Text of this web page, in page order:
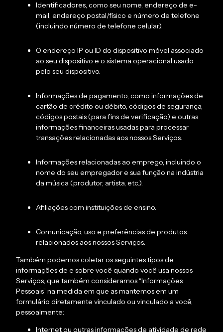
Identificadores, como seu nome, endereço de e-
mail, endereço postal/físico e número de telefone
(incluindo número de telefone celular).
O endereço IP ou ID do dispositivo móvel associado
ao seu dispositivo e o sistema operacional usado
pelo seu dispositivo.
Informações de pagamento, como informações de
cartão de crédito ou débito, códigos de segurança,
códigos postais (para fins de verificação) e outras
informações financeiras usadas para processar
transações relacionadas aos nossos Serviços.
Informações relacionadas ao emprego, incluindo o
nome do seu empregador e sua função na indústria
da música (produtor, artista, etc.).
Afiliações com instituições de ensino.
Comunicação, uso e preferências de produtos
relacionados aos nossos Serviços.
Também podemos coletar os seguintes tipos de
informações de e sobre você quando você usa nossos
Serviços, que também consideramos “Informações
Pessoais” na medida em que as mantemos em um
formulário diretamente vinculado ou vinculado a você,
pessoalmente:
Internet ou outras informações de atividade de rede